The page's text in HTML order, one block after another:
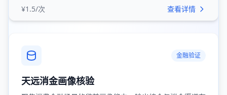
¥1.5/次 查看详情
金融验证
天远消金画像核验